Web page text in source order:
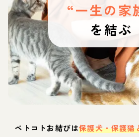
“一生の家
を結ぶ
ペトコトお結びは保護犬・保護猫